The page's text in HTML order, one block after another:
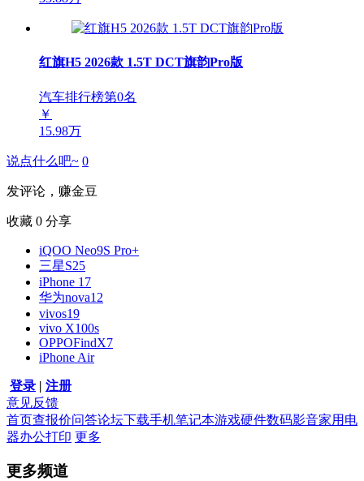
红旗H5 2026款 1.5T DCT旗韵Pro版
汽车排行榜第0名
￥
15.98万
说点什么吧~ 0
发评论，赚金豆
收藏 0 分享
iQOO Neo9S Pro+
三星S25
iPhone 17
华为nova12
vivos19
vivo X100s
OPPOFindX7
iPhone Air
登录 | 注册
意见反馈
首页查报价问答论坛下载手机笔记本游戏硬件数码影音家用电
器办公打印 更多
更多频道